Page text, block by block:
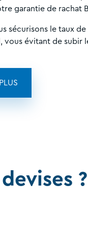
garantie de rachat
sécurisons le taux
vous évitant de subir
?